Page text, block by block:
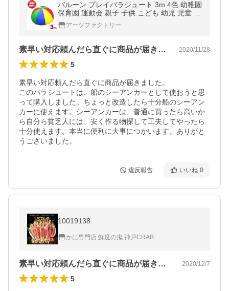
バルーン プレイパラシュート 3m 4色 幼稚園
保育園 運動会 親子 子供 こども 幼児 児童 カ
ラフル 大人数 園児 教室 ホビー 室内 室外 ゲ
ーム イベント
アーツファクトリー
素早い対応頼んだら直ぐに商品が届きまし… 2020/11/28
5
素早い対応頼んだら直ぐに商品が届きました。
このパラシュートは、船のシーアンカーとして使おうと思
って購入しました。ちょっと改造したら十分船のシーアン
カーに使えます。シーアンカーは、普通に買ったら高いか
ら自分ら貧乏人には、安く作る物探して工夫してやったら
十分使えます。本当に便利に大事につかいます。ありがと
うございました。
違反報告 いいね 0
10019138
かに専門店 鮮度の鬼 神戸CRAB
素早い対応頼んだら直ぐに商品が届きまし… 2020/12/7
5